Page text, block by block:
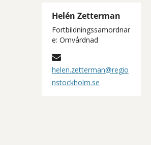
Helén Zetterman
Fortbildningssamordnar
e: Omvårdnad
helen.zetterman@regio
nstockholm.se